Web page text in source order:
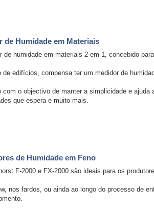
de Humidade em Materiais
humidade em materiais 2-em-1, concebido
edifícios, compensa ter um medidor de
o objectivo de manter a simplicidade e ajuda
que espera e muito mais.
de Humidade em Feno
F-2000 e FX-2000 são ideais para os
nos fardos, ou ainda ao longo do processo de